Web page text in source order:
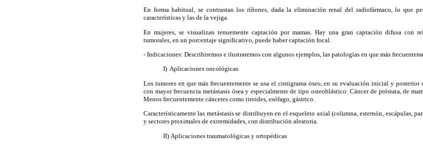
En forma habitual, se contrastan los ríñones, dada la eliminación renal del radiofármaco, lo que
características y las de la vejiga.
En mujeres, se visualizan tenuemente captación por mamas. Hay una gran captación difusa con
tumorales, en un porcentaje significativo, puede haber captación focal.
- Indicaciones: Describiremos e ilustraremos con algunos ejemplos, las patologías en que más
I) Aplicaciones oncológicas
Los tumores en que más frecuentemente se usa el cintigrama óseo, en su evaluación inicial y posterior
con mayor frecuencia metástasis ósea y especialmente de tipo osteoblástico: Cáncer de próstata, de
Menos frecuentemente cánceres como tiroides, esófago, gástrico.
Característicamente las metástasis se distribuyen en el esqueleto axial (columna, esternón, escápulas,
y sectores proximales de extremidades, con distribución aleatoria.
II) Aplicaciones traumatológicas y ortopédicas